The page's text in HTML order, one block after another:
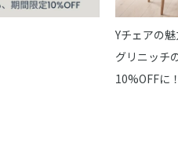
Yチェアの
グリニッチ
10%OFFに！